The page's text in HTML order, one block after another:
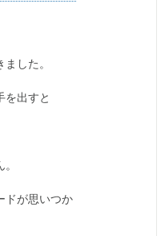
した。
を出すと
ドが思いつか